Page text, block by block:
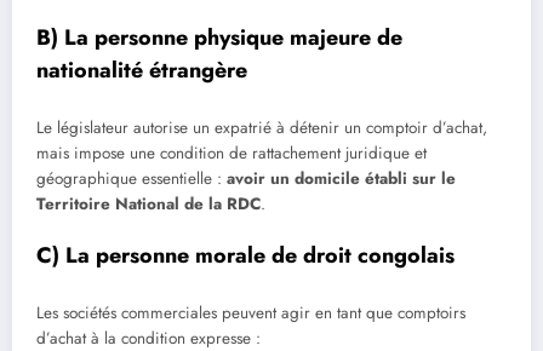
B) La personne physique majeure de
nationalité étrangère
Le législateur autorise un expatrié à détenir un comptoir d’achat,
mais impose une condition de rattachement juridique et
géographique essentielle : avoir un domicile établi sur le
Territoire National de la RDC.
C) La personne morale de droit congolais
Les sociétés commerciales peuvent agir en tant que comptoirs
d’achat à la condition expresse :